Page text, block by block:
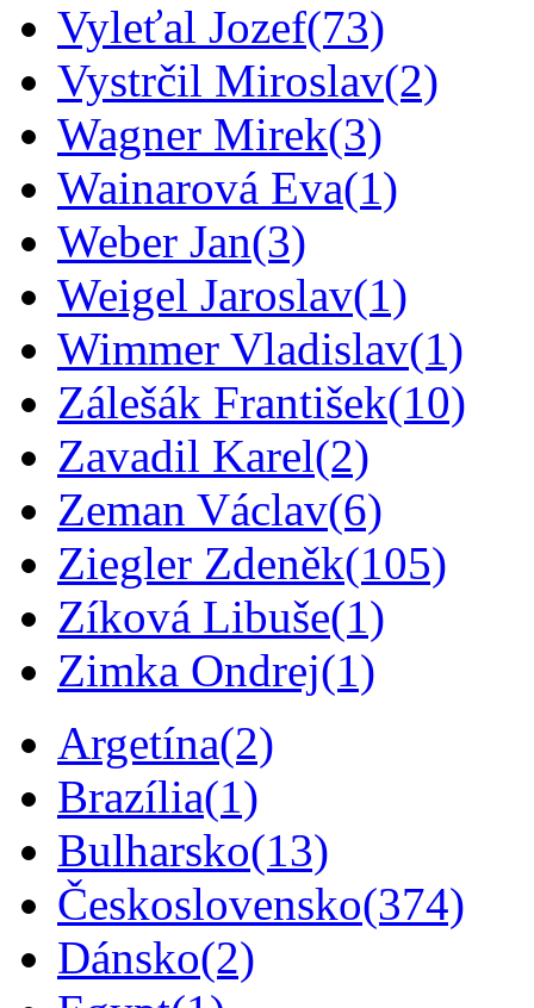
Vyleťal Jozef(73)
Vystrčil Miroslav(2)
Wagner Mirek(3)
Wainarová Eva(1)
Weber Jan(3)
Weigel Jaroslav(1)
Wimmer Vladislav(1)
Zálešák František(10)
Zavadil Karel(2)
Zeman Václav(6)
Ziegler Zdeněk(105)
Zíková Libuše(1)
Zimka Ondrej(1)
Argetína(2)
Brazília(1)
Bulharsko(13)
Československo(374)
Dánsko(2)